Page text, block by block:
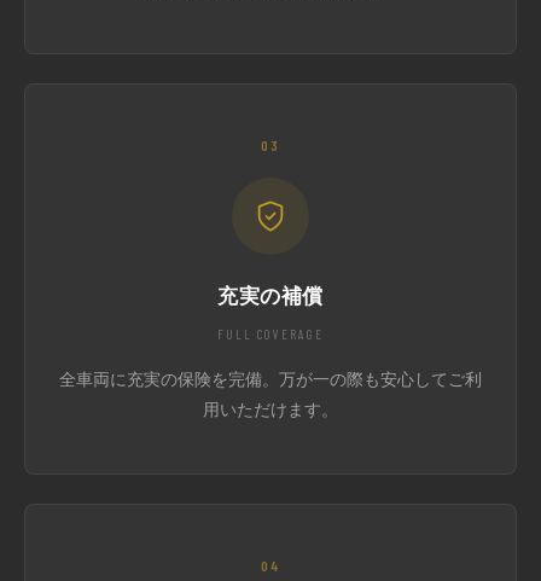
03
充実の補償
FULL COVERAGE
全車両に充実の保険を完備。万が一の際も安心してご利
用いただけます。
04